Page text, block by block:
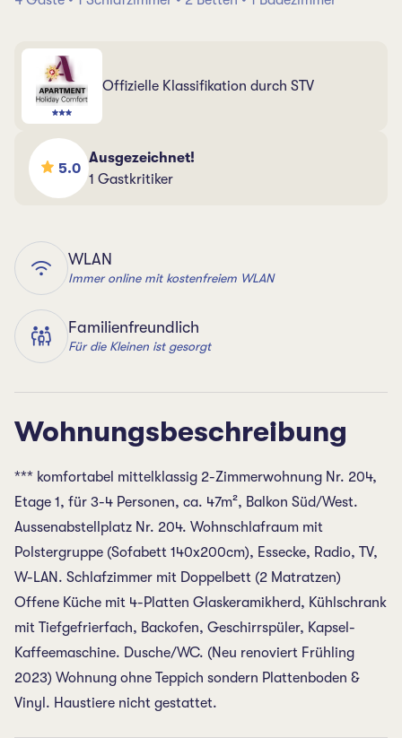
Offizielle Klassifikation durch STV
5.0
Ausgezeichnet!
1 Gastkritiker
WLAN
Immer online mit kostenfreiem WLAN
Familienfreundlich
Für die Kleinen ist gesorgt
Wohnungsbeschreibung
*** komfortabel mittelklassig 2-Zimmerwohnung Nr. 204,
Etage 1, für 3-4 Personen, ca. 47m², Balkon Süd/West.
Aussenabstellplatz Nr. 204. Wohnschlafraum mit
Polstergruppe (Sofabett 140x200cm), Essecke, Radio, TV,
W-LAN. Schlafzimmer mit Doppelbett (2 Matratzen)
Offene Küche mit 4-Platten Glaskeramikherd, Kühlschrank
mit Tiefgefrierfach, Backofen, Geschirrspüler, Kapsel-
Kaffeemaschine. Dusche/WC. (Neu renoviert Frühling
2023) Wohnung ohne Teppich sondern Plattenboden &
Vinyl. Haustiere nicht gestattet.